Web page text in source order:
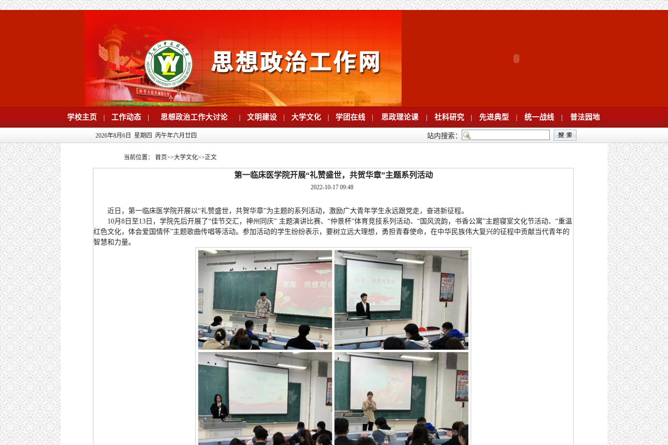
学校主页 | 工作动态 | 思想政治工作大讨论 | 文明建设 | 大学文化 | 学团在线 | 思政理论课 | 社科研究 | 先进典型 | 统一战线 | 普法园地
2026年8月6日 星期四 丙午年六月廿四 站内搜索：
当前位置： 首页>>大学文化>>正文
第一临床医学院开展“礼赞盛世，共贺华章”主题系列活动
2022-10-17 09:48
近日，第一临床医学院开展以“礼赞盛世，共贺华章”为主题的系列活动，激励广大青年学生永远跟党走，奋进新征程。
10月8日至13日，学院先后开展了“佳节交汇，神州同庆” 主题演讲比赛、“仲景杯”体育竞技系列活动、“国风流韵，书香公寓”主题寝室文化节活动、“重温
红色文化，体会爱国情怀”主题歌曲传唱等活动。参加活动的学生纷纷表示，要树立远大理想，勇担青春使命，在中华民族伟大复兴的征程中贡献当代青年的
智慧和力量。